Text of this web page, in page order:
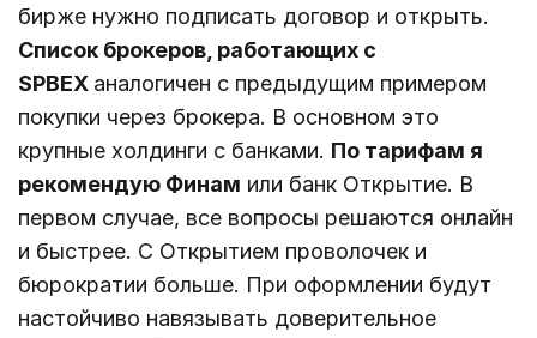
бирже нужно подписать договор и открыть.
Список брокеров, работающих с
SPBEX аналогичен с предыдущим примером
покупки через брокера. В основном это
крупные холдинги с банками. По тарифам я
рекомендую Финам или банк Открытие. В
первом случае, все вопросы решаются онлайн
и быстрее. С Открытием проволочек и
бюрократии больше. При оформлении будут
настойчиво навязывать доверительное